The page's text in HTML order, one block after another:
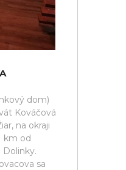
dom)
Kováčová
na okraji
km od
Dolinky.
sa